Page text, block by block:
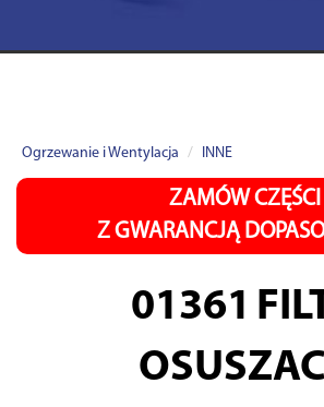
Ogrzewanie i Wentylacja INNE
ZAMÓW CZĘŚCI
Z GWARANCJĄ
01361